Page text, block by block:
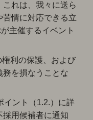
れは、我々に送ら
情に対応できる立
主催するイベント
利の保護、および
を損なうことな
イント（1.2.）に詳
用候補者に通知